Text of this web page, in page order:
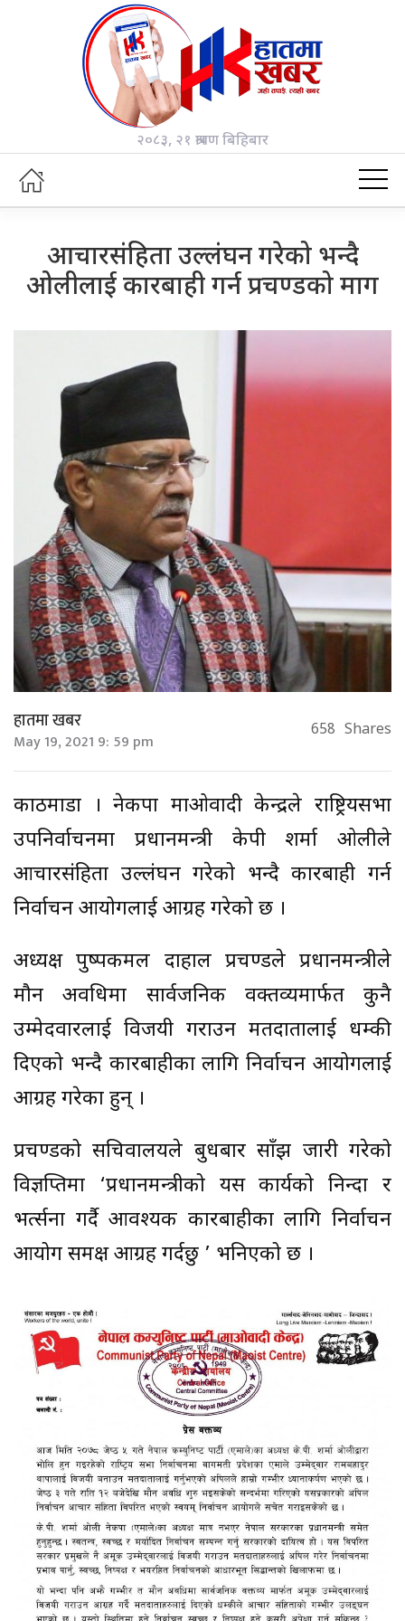
२०८३, २१ श्रावण बिहिबार
आचारसंहिता उल्लंघन गरेको भन्दै
ओलीलाई कारबाही गर्न प्रचण्डको माग
हातमा खबर
May 19, 2021 9: 59 pm 658 Shares
काठमाडौं । नेकपा माओवादी केन्द्रले राष्ट्रियसभा
उपनिर्वाचनमा प्रधानमन्त्री केपी शर्मा ओलीले
आचारसंहिता उल्लंघन गरेको भन्दै कारबाही गर्न
निर्वाचन आयोगलाई आग्रह गरेको छ ।
अध्यक्ष पुष्पकमल दाहाल प्रचण्डले प्रधानमन्त्रीले
मौन अवधिमा सार्वजनिक वक्तव्यमार्फत कुनै
उम्मेदवारलाई विजयी गराउन मतदातालाई धम्की
दिएको भन्दै कारबाहीका लागि निर्वाचन आयोगलाई
आग्रह गरेका हुन् ।
प्रचण्डको सचिवालयले बुधबार साँझ जारी गरेको
विज्ञप्तिमा ‘प्रधानमन्त्रीको यस कार्यको निन्दा र
भर्त्सना गर्दै आवश्यक कारबाहीका लागि निर्वाचन
आयोग समक्ष आग्रह गर्दछु ’ भनिएको छ ।